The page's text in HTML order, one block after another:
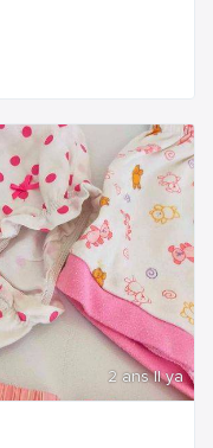
2 ans Il ya